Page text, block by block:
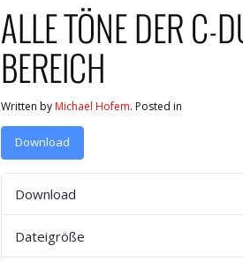
ALLE TÖNE DER C-
BEREICH
Written by Michael Hofem. Posted in
Download
Download
Dateigröße